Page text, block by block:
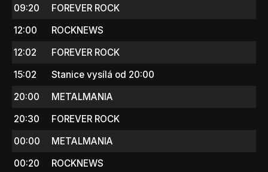
09:20
FOREVER ROCK
12:00
ROCKNEWS
12:02
FOREVER ROCK
15:02
Stanice vysílá od 20:00
20:00
METALMANIA
20:30
FOREVER ROCK
00:00
METALMANIA
00:20
ROCKNEWS